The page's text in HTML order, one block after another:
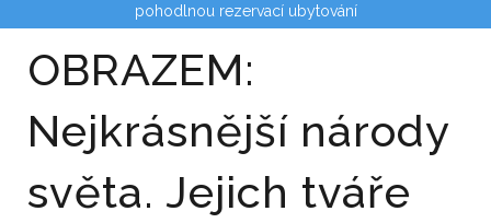
pohodlnou rezervací ubytování
OBRAZEM:
Nejkrásnější národy
světa. Jejich tváře